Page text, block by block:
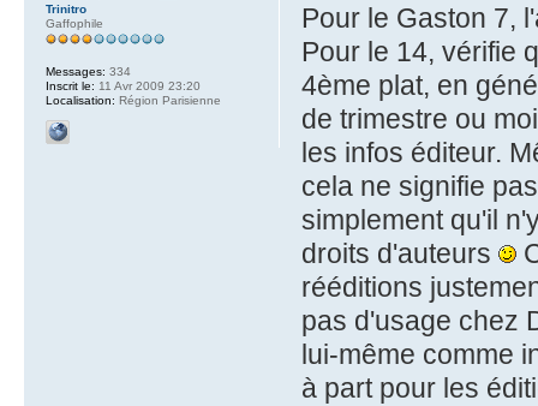
Pour le Gaston 7,
Pour le 14, vérifie
4ème plat, en
de trimestre ou
les infos éditeur.
cela ne signifie
simplement qu'il
droits d'auteurs
rééditions
pas d'usage chez
lui-même comme
à part pour les
Trinitro
Gaffophile
Messages: 334
Inscrit le: 11 Avr 2009 23:20
Localisation: Région Parisienne